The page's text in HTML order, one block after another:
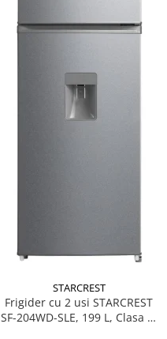
STARCREST
Frigider cu 2 usi STARCREST
SF-204WD-SLE, 199 L, Clasa E,